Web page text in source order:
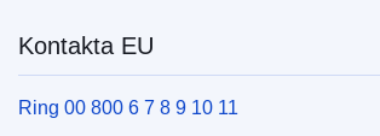
Kontakta EU
Ring 00 800 6 7 8 9 10 11